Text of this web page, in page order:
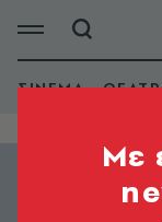
ΣΙΝΕΜΑ
Mε